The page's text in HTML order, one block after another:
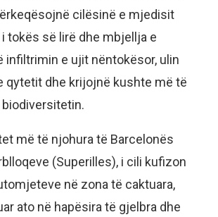
cilësinë e mjedisit
tokës së lirë dhe mbjellja e
infiltrimin e ujit nëntokësor, ulin
qytetit dhe krijojnë kushte më të
më të njohura të Barcelonës
(Superilles), i cili kufizon
në zona të caktuara,
ato në hapësira të gjelbra dhe